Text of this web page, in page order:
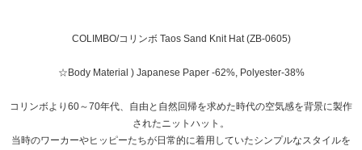
COLIMBO/コリンボ Taos Sand Knit Hat (ZB-0605)
☆Body Material ) Japanese Paper -62%, Polyester-38%
コリンボより60～70年代、自由と自然回帰を求めた時代の空気感を背景に製作
されたニットハット。
当時のワーカーやヒッピーたちが日常的に着用していたシンプルなスタイルを